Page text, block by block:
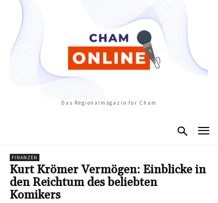
Das Regionalmagazin für Cham
FINANZEN
Kurt Krömer Vermögen: Einblicke in
den Reichtum des beliebten
Komikers